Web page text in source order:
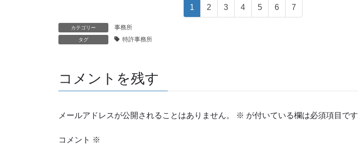
1 2 3 4 5 6 7
カテゴリー 事務所
タグ 特許事務所
コメントを残す
メールアドレスが公開されることはありません。 ※ が付いている欄は必須項目です
コメント ※